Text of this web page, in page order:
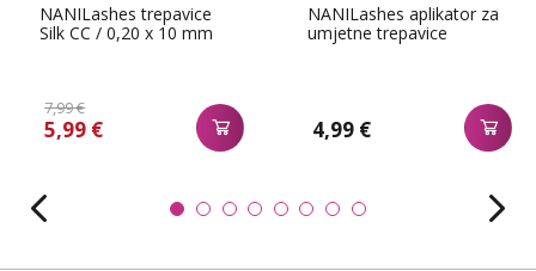
NANILashes trepavice
Silk CC / 0,20 x 10 mm
7,99 €
5,99 €
NANILashes aplikator za
umjetne trepavice
4,99 €